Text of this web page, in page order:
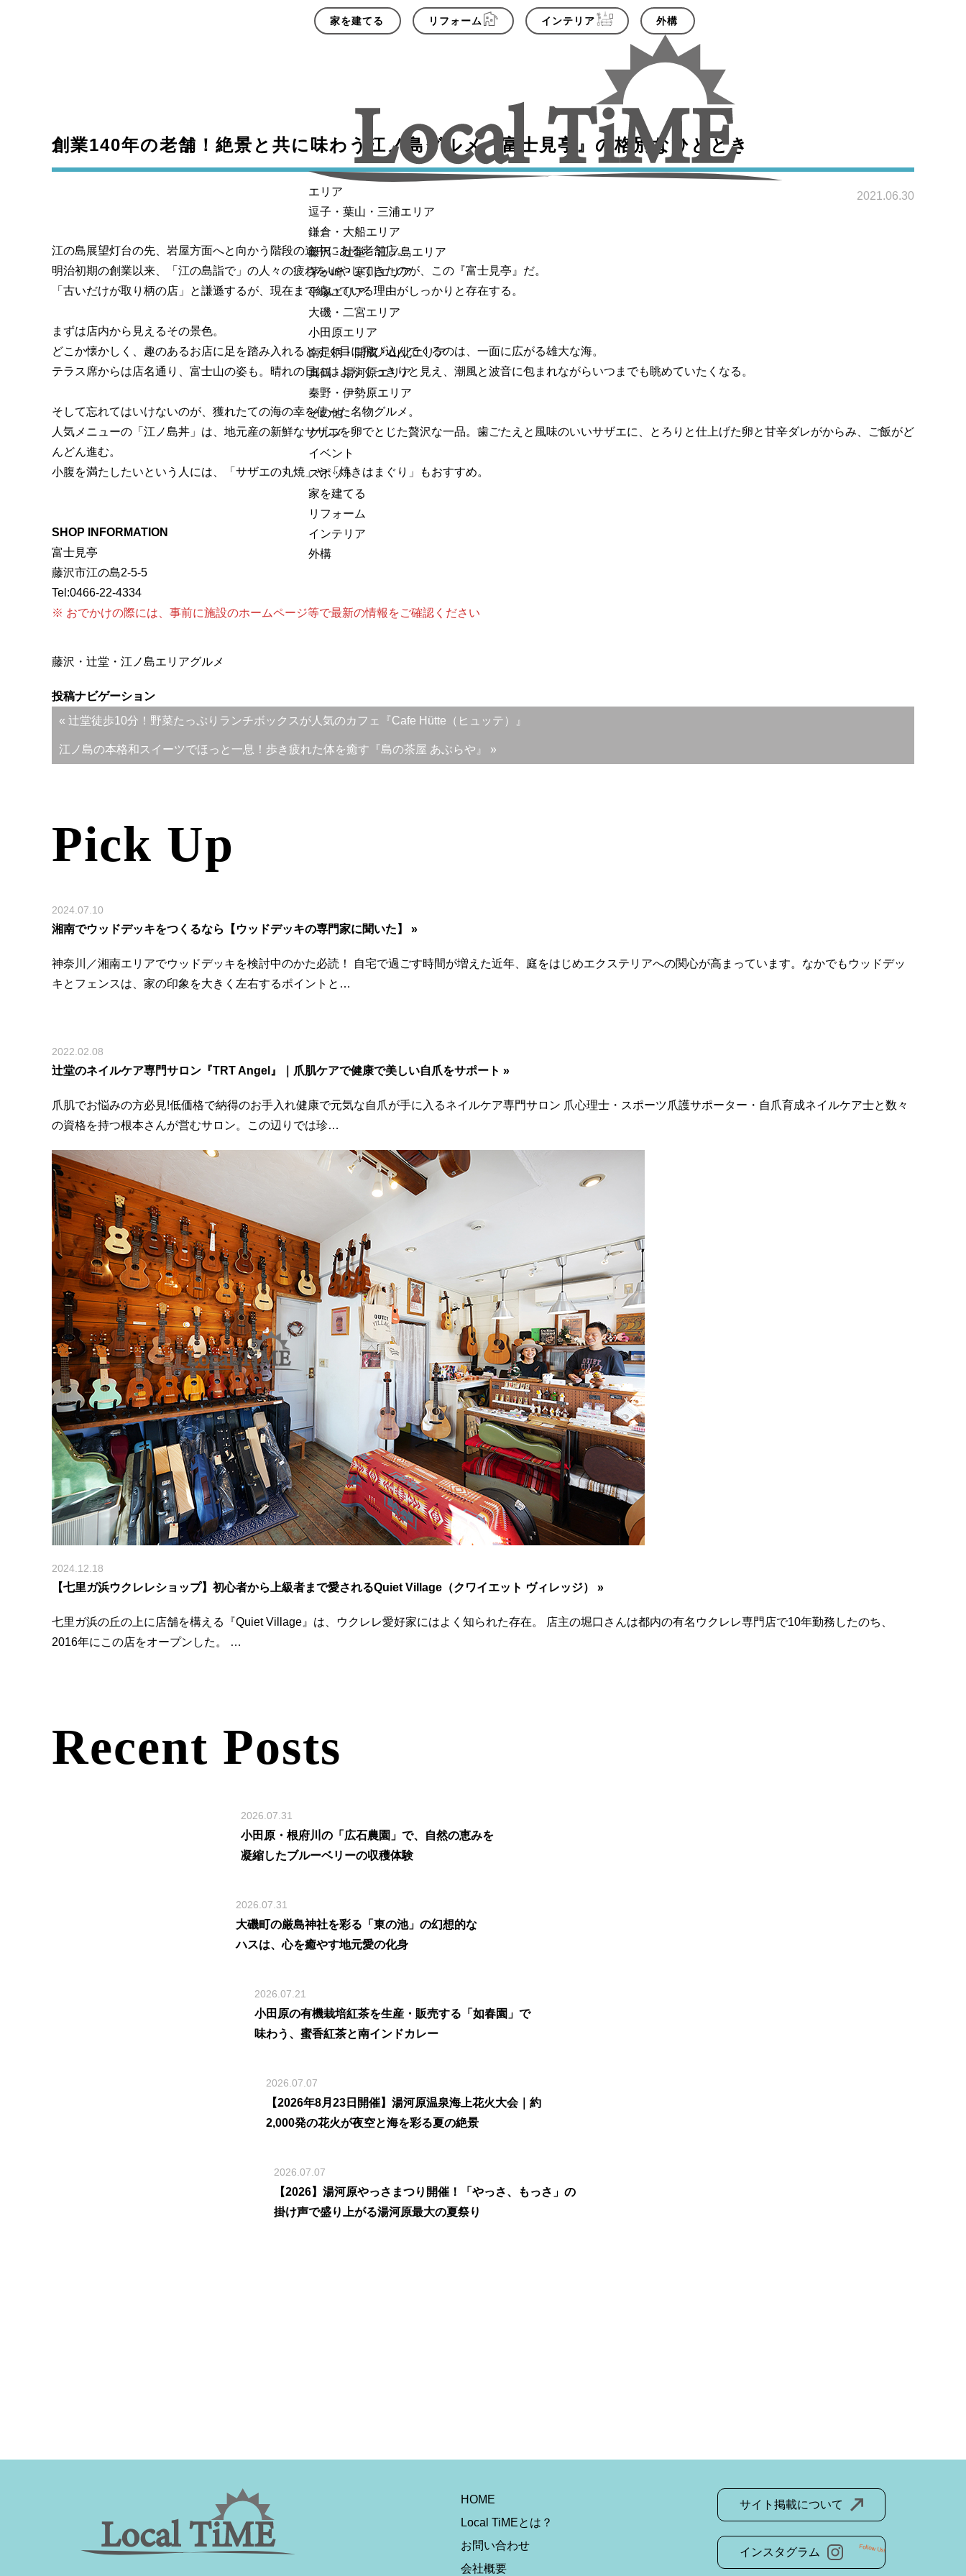
家を建てる リフォーム インテリア 外構
エリア
逗子・葉山・三浦エリア
鎌倉・大船エリア
藤沢・辻堂・江ノ島エリア
茅ヶ崎・寒川エリア
平塚エリア
大磯・二宮エリア
小田原エリア
南足柄・開成・山北エリア
真鶴・湯河原エリア
秦野・伊勢原エリア
その他
グルメ
イベント
スポット
家を建てる
リフォーム
インテリア
外構
創業140年の老舗！絶景と共に味わう江ノ島グルメ『富士見亭』の格別なひととき
2021.06.30
江の島展望灯台の先、岩屋方面へと向かう階段の途中にある老舗店。
明治初期の創業以来、「江の島詣で」の人々の疲れをいやしてきたのが、この『富士見亭』だ。
「古いだけが取り柄の店」と謙遜するが、現在まで続いている理由がしっかりと存在する。
まずは店内から見えるその景色。
どこか懐かしく、趣のあるお店に足を踏み入れるとすぐ目に飛び込んでくるのは、一面に広がる雄大な海。
テラス席からは店名通り、富士山の姿も。晴れの日にはよりくっきりと見え、潮風と波音に包まれながらいつまでも眺めていたくなる。
そして忘れてはいけないのが、獲れたての海の幸を使った名物グルメ。
人気メニューの「江ノ島丼」は、地元産の新鮮なサザエを卵でとじた贅沢な一品。歯ごたえと風味のいいサザエに、とろりと仕上げた卵と甘辛ダレがからみ、ご飯がど
んどん進む。
小腹を満たしたいという人には、「サザエの丸焼」や「焼きはまぐり」もおすすめ。
SHOP INFORMATION
富士見亭
藤沢市江の島2-5-5
Tel:0466-22-4334
※ おでかけの際には、事前に施設のホームページ等で最新の情報をご確認ください
藤沢・辻堂・江ノ島エリアグルメ
投稿ナビゲーション
« 辻堂徒歩10分！野菜たっぷりランチボックスが人気のカフェ『Cafe Hütte（ヒュッテ）』
江ノ島の本格和スイーツでほっと一息！歩き疲れた体を癒す『島の茶屋 あぶらや』 »
Pick Up
2024.07.10
湘南でウッドデッキをつくるなら【ウッドデッキの専門家に聞いた】 »
神奈川／湘南エリアでウッドデッキを検討中のかた必読！ 自宅で過ごす時間が増えた近年、庭をはじめエクステリアへの関心が高まっています。なかでもウッドデッ
キとフェンスは、家の印象を大きく左右するポイントと…
2022.02.08
辻堂のネイルケア専門サロン『TRT Angel』｜爪肌ケアで健康で美しい自爪をサポート »
爪肌でお悩みの方必見!低価格で納得のお手入れ健康で元気な自爪が手に入るネイルケア専門サロン 爪心理士・スポーツ爪護サポーター・自爪育成ネイルケア士と数々
の資格を持つ根本さんが営むサロン。この辺りでは珍…
2024.12.18
【七里ガ浜ウクレレショップ】初心者から上級者まで愛されるQuiet Village（クワイエット ヴィレッジ） »
七里ガ浜の丘の上に店舗を構える『Quiet Village』は、ウクレレ愛好家にはよく知られた存在。 店主の堀口さんは都内の有名ウクレレ専門店で10年勤務したのち、
2016年にこの店をオープンした。 …
Recent Posts
2026.07.31
小田原・根府川の「広石農園」で、自然の恵みを
凝縮したブルーベリーの収穫体験
2026.07.31
大磯町の厳島神社を彩る「東の池」の幻想的な
ハスは、心を癒やす地元愛の化身
2026.07.21
小田原の有機栽培紅茶を生産・販売する「如春園」で
味わう、蜜香紅茶と南インドカレー
2026.07.07
【2026年8月23日開催】湯河原温泉海上花火大会｜約
2,000発の花火が夜空と海を彩る夏の絶景
2026.07.07
【2026】湯河原やっさまつり開催！「やっさ、もっさ」の
掛け声で盛り上がる湯河原最大の夏祭り
HOME
Local TiMEとは？
お問い合わせ
会社概要
サイト掲載について
インスタグラム Follow Us!